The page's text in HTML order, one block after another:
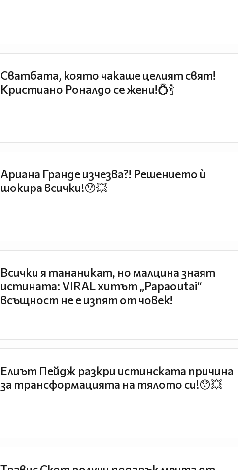
Сватбата, която чакаше целият свят!
Кристиано Роналдо се жени!💍🍾
Ариана Гранде изчезва?! Решението ѝ
шокира всички!😯💥
Всички я тананикат, но малцина знаят
истината: VIRAL хитът „Papaoutai“
всъщност не е изпят от човек!
Елиът Пейдж разкри истинската причина
за трансформацията на тялото си!😯💥